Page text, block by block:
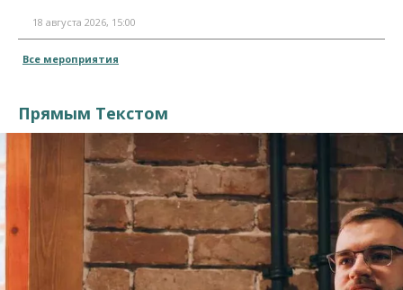
18 августа 2026, 15:00
Все мероприятия
Прямым Текстом